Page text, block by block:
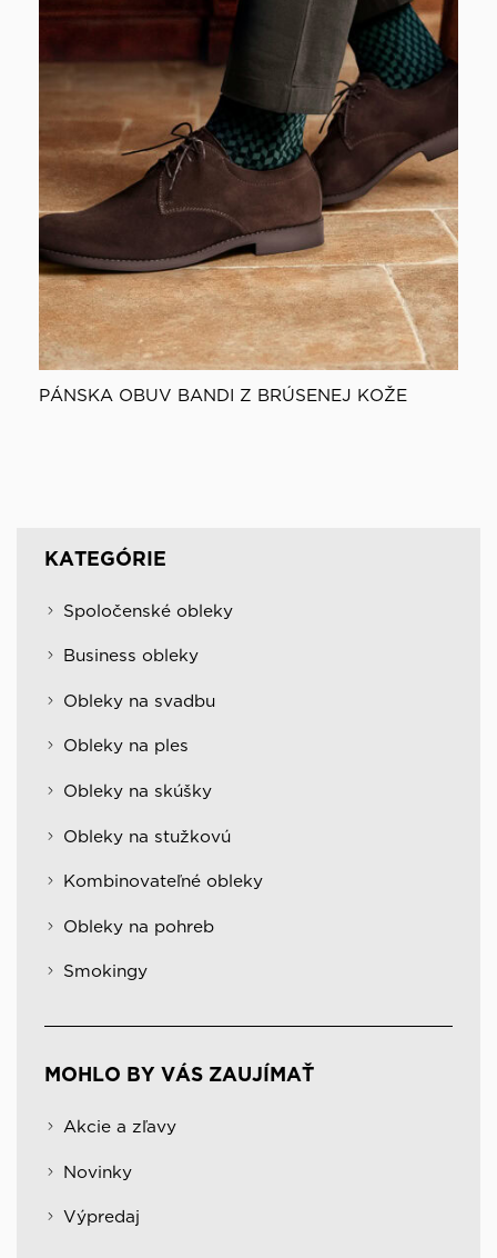
KATEGÓRIE
Spoločenské obleky
Business obleky
Obleky na svadbu
Obleky na ples
Obleky na skúšky
Obleky na stužkovú
Kombinovateľné obleky
Obleky na pohreb
Smokingy
MOHLO BY VÁS ZAUJÍMAŤ
Akcie a zľavy
Novinky
Výpredaj
PÁNSKA OBUV BANDI Z BRÚSENEJ KOŽE